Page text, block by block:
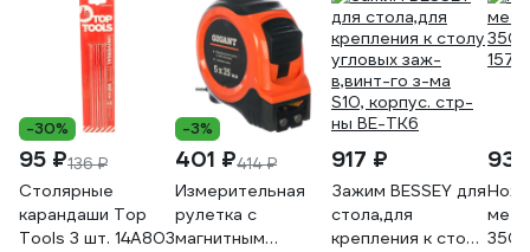
-30%
95 ₽136 ₽
Столярные
карандаши Top
Tools 3 шт. 14A803
-3%
401 ₽414 ₽
Измерительная
рулетка с
магнитным
917 ₽
Зажим BESSEY для
стола,для
крепления к столу 350